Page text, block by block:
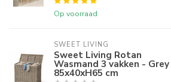
Op voorraad
SWEET LIVING
Sweet Living Rotan
Wasmand 3 vakken -
85x40xH65 cm